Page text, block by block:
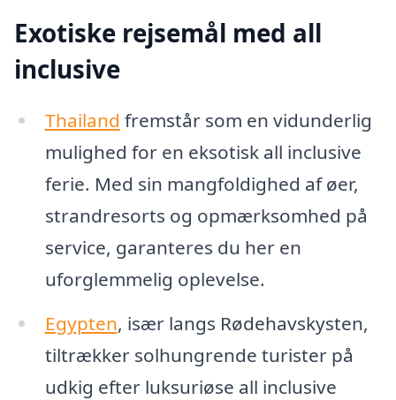
Exotiske rejsemål med all
inclusive
Thailand fremstår som en vidunderlig
mulighed for en eksotisk all inclusive
ferie. Med sin mangfoldighed af øer,
strandresorts og opmærksomhed på
service, garanteres du her en
uforglemmelig oplevelse.
Egypten, især langs Rødehavskysten,
tiltrækker solhungrende turister på
udkig efter luksuriøse all inclusive